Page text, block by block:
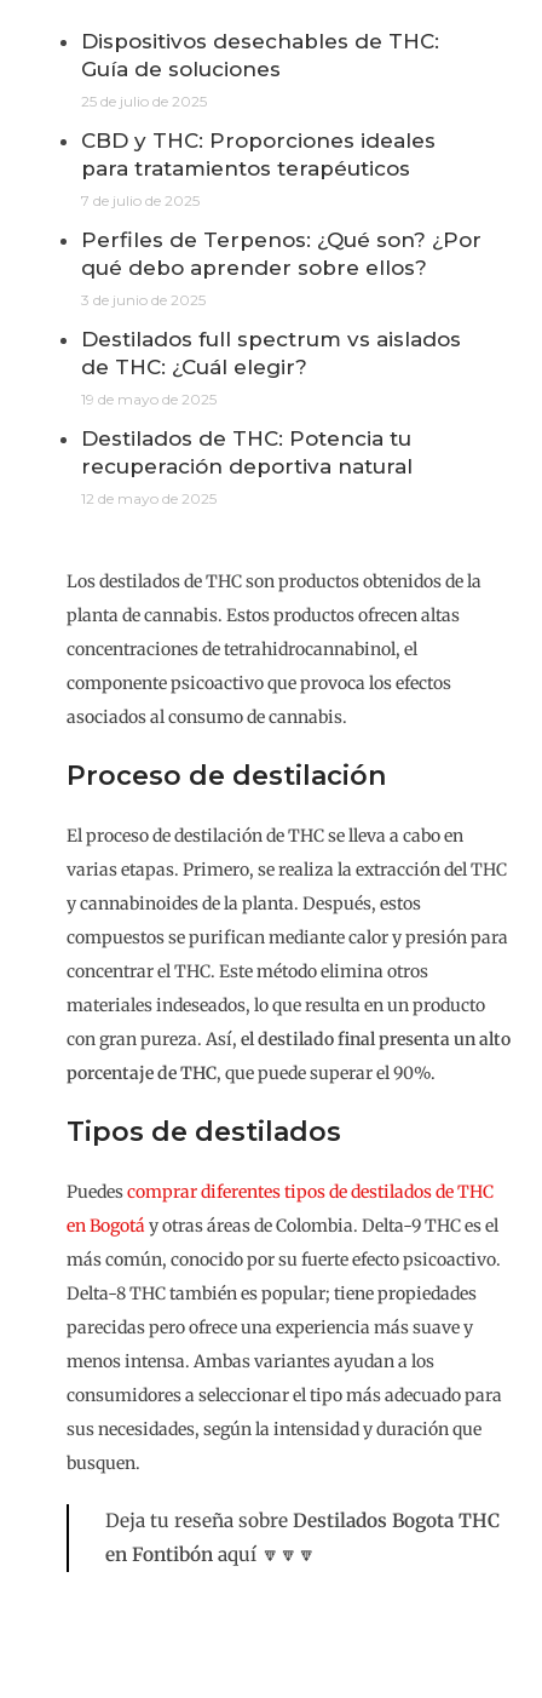
Dispositivos desechables de THC:
Guía de soluciones
25 de julio de 2025
CBD y THC: Proporciones ideales
para tratamientos terapéuticos
7 de julio de 2025
Perfiles de Terpenos: ¿Qué son? ¿Por
qué debo aprender sobre ellos?
3 de junio de 2025
Destilados full spectrum vs aislados
de THC: ¿Cuál elegir?
19 de mayo de 2025
Destilados de THC: Potencia tu
recuperación deportiva natural
12 de mayo de 2025
Los destilados de THC son productos obtenidos de la
planta de cannabis. Estos productos ofrecen altas
concentraciones de tetrahidrocannabinol, el
componente psicoactivo que provoca los efectos
asociados al consumo de cannabis.
Proceso de destilación
El proceso de destilación de THC se lleva a cabo en
varias etapas. Primero, se realiza la extracción del THC
y cannabinoides de la planta. Después, estos
compuestos se purifican mediante calor y presión para
concentrar el THC. Este método elimina otros
materiales indeseados, lo que resulta en un producto
con gran pureza. Así, el destilado final presenta un alto
porcentaje de THC, que puede superar el 90%.
Tipos de destilados
Puedescomprar diferentes tipos de destilados de THC
en Bogotáy otras áreas de Colombia. Delta-9 THC es el
más común, conocido por su fuerte efecto psicoactivo.
Delta-8 THC también es popular; tiene propiedades
parecidas pero ofrece una experiencia más suave y
menos intensa. Ambas variantes ayudan a los
consumidores a seleccionar el tipo más adecuado para
sus necesidades, según la intensidad y duración que
busquen.
Deja tu reseña sobre Destilados Bogota THC
en Fontibón aquí 🔽🔽🔽